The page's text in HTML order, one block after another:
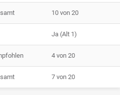
10 von 20
Ja (Alt 1)
4 von 20
7 von 20